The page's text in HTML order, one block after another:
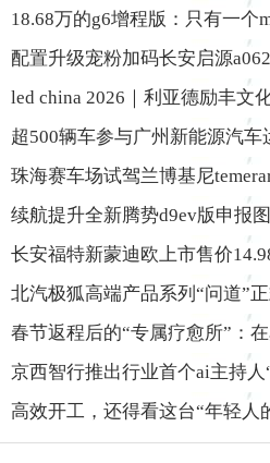
18.68万的g6增程版：只有一个
配置升级宠粉加码长安启源
led china 2026｜利亚德励丰文
超500辆车参与广州新能源汽车
珠海赛车场试驾兰博基尼
续航提升全新腾势d9ev版申报图
长安福特新蒙迪欧上市售价
北汽极狐高端产品系列“问道”
春节返程后的“专属疗愈所”：
京西智行推出行业首个ai主持
高效开工，还得看这台“年轻人